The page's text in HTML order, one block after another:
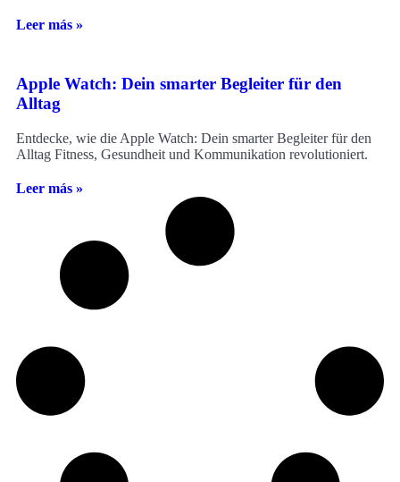
Leer más »
Apple Watch: Dein smarter Begleiter für den
Alltag
Entdecke, wie die Apple Watch: Dein smarter Begleiter für den
Alltag Fitness, Gesundheit und Kommunikation revolutioniert.
Leer más »